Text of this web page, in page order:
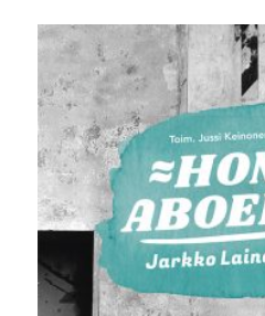
oli:
25,00